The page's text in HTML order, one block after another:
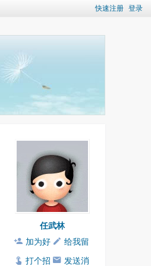
快速注册 登录
任武林
加为好
友
给我留
言
打个招 发送消